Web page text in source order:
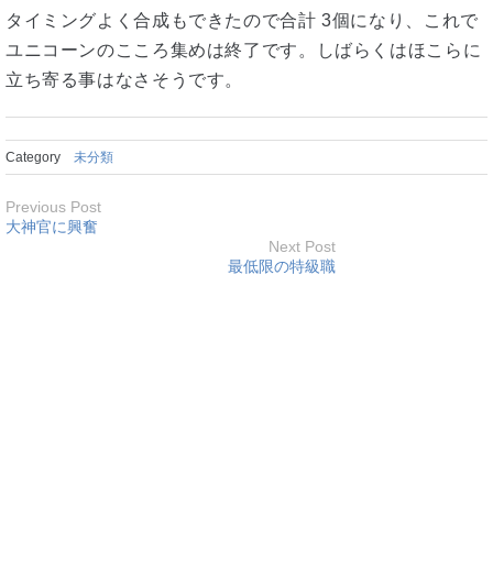
タイミングよく合成もできたので合計 3個になり、これで
ユニコーンのこころ集めは終了です。しばらくはほこらに
立ち寄る事はなさそうです。
Category 未分類
Previous Post
大神官に興奮
Next Post
最低限の特級職